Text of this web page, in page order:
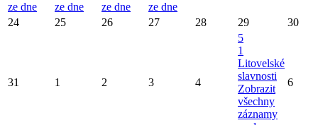
ze dne
ze dne
ze dne
ze dne
24 25 26 27 28 29 30
31 1 2 3 4
5
1
Litovelské
slavnosti
Zobrazit
všechny
záznamy
6